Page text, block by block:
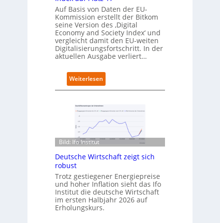
r
t
t
s
e
r
ö
f
f
e
t
n
u
e
C
a
m
s
Auf Basis von Daten der EU-
Kommission erstellt der Bitkom
seine Version des ‚Digital
Economy and Society Index‘ und
vergleicht damit den EU-weiten
Digitalisierungsfortschritt. In der
aktuellen Ausgabe verliert…
Weiterlesen:
D
u
t
s
h
l
a
d
i
m
B
i
Bild: Ifo Institut
Deutsche Wirtschaft zeigt sich
robust
Trotz gestiegener Energiepreise
und hoher Inflation sieht das Ifo
Institut die deutsche Wirtschaft
im ersten Halbjahr 2026 auf
Erholungskurs.